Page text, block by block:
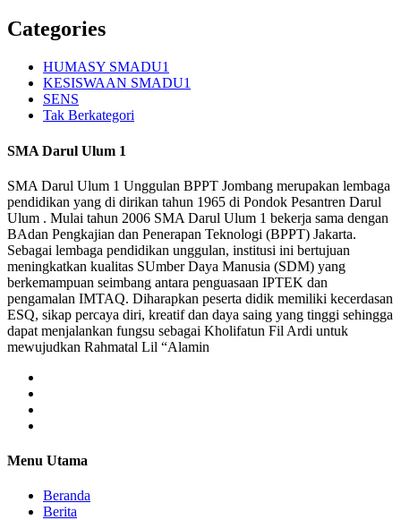
Categories
HUMASY SMADU1
KESISWAAN SMADU1
SENS
Tak Berkategori
SMA Darul Ulum 1
SMA Darul Ulum 1 Unggulan BPPT Jombang merupakan lembaga
pendidikan yang di dirikan tahun 1965 di Pondok Pesantren Darul
Ulum . Mulai tahun 2006 SMA Darul Ulum 1 bekerja sama dengan
BAdan Pengkajian dan Penerapan Teknologi (BPPT) Jakarta.
Sebagai lembaga pendidikan unggulan, institusi ini bertujuan
meningkatkan kualitas SUmber Daya Manusia (SDM) yang
berkemampuan seimbang antara penguasaan IPTEK dan
pengamalan IMTAQ. Diharapkan peserta didik memiliki kecerdasan
ESQ, sikap percaya diri, kreatif dan daya saing yang tinggi sehingga
dapat menjalankan fungsu sebagai Kholifatun Fil Ardi untuk
mewujudkan Rahmatal Lil “Alamin
Menu Utama
Beranda
Berita